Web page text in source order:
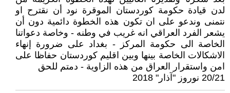
لدن قيادة حكومة كوردستان الموقرة نود أن نقترح او
نتمنى وندعو على ان تكون هذه الخطوة دائمية دون أن
يشعر الفرد العراقي انه غريب في وطنه - وخاصة دعواتنا
الخاصة الى حكومة المركز - بغداد على ضرورة إنهاء
الاشكالات الخاصة بينها وبين اقليم كوردستان حفاظا على
امن واستقرار العراق من هذه الزاوية - دمتم للحق
20/21 نوروز "آذار" 2018